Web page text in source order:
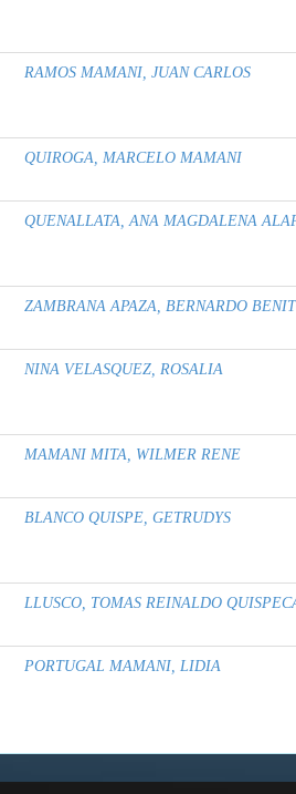
RAMOS MAMANI, JUAN CARLOS
QUIROGA, MARCELO MAMANI
QUENALLATA, ANA MAGDALENA
ZAMBRANA APAZA, BERNARDO
NINA VELASQUEZ, ROSALIA
MAMANI MITA, WILMER RENE
BLANCO QUISPE, GETRUDYS
LLUSCO, TOMAS REINALDO
PORTUGAL MAMANI, LIDIA